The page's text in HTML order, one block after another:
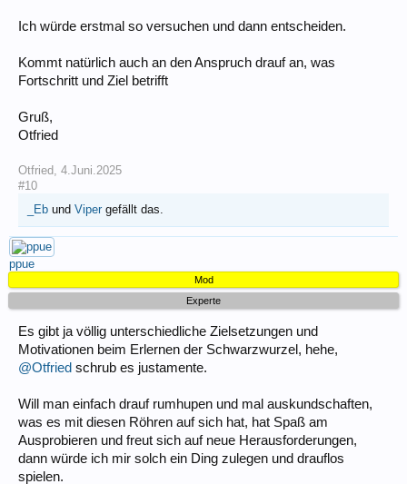
Ich würde erstmal so versuchen und dann entscheiden.
Kommt natürlich auch an den Anspruch drauf an, was
Fortschritt und Ziel betrifft
Gruß,
Otfried
Otfried 4.Juni.2025
#10
_Eb und Viper gefällt das.
ppue
Mod
Experte
Es gibt ja völlig unterschiedliche Zielsetzungen und
Motivationen beim Erlernen der Schwarzwurzel, hehe,
@Otfried schrub es justamente.
Will man einfach drauf rumhupen und mal auskundschaften,
was es mit diesen Röhren auf sich hat, hat Spaß am
Ausprobieren und freut sich auf neue Herausforderungen,
dann würde ich mir solch ein Ding zulegen und drauflos
spielen.